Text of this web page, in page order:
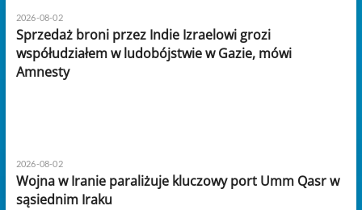
2026-08-02
Sprzedaż broni przez Indie Izraelowi grozi
współudziałem w ludobójstwie w Gazie, mówi
Amnesty
2026-08-02
Wojna w Iranie paraliżuje kluczowy port Umm Qasr w
sąsiednim Iraku